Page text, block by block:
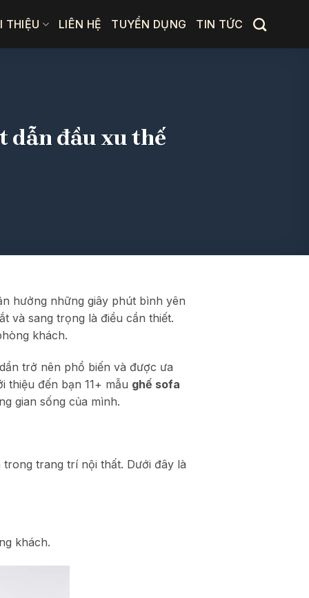
THIỆU LIÊN HỆ TUYỂN DỤNG TIN TỨC
dẫn đầu xu thế
hưởng những giây phút bình yên
và sang trọng là điều cần thiết.
khách.
trở nên phổ biến và được ưa
thiệu đến bạn 11+ mẫu ghế sofa
gian sống của mình.
trang trí nội thất. Dưới đây là
khách.